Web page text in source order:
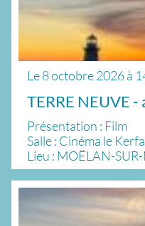
Le8 octobre 2026à
TERRE NEUVE -
Présentation : Film
Salle : Cinéma le
Lieu : MOËLAN-